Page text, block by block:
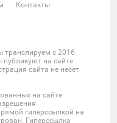
Законы
Казань
Екатеринбург
Контакты
с 2016
публикуют на сайте
сайта не несет
на сайте
гиперссылкой на
Гиперссылка